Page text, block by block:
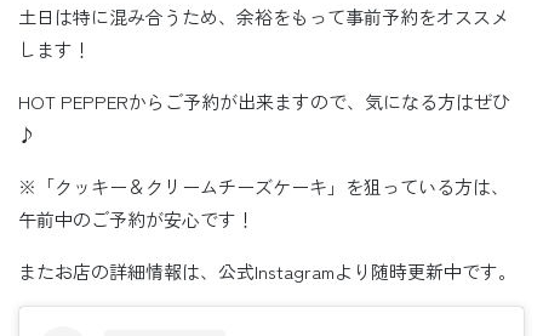
土日は特に混み合うため、余裕をもって事前予約をオススメ
します！
HOT PEPPERからご予約が出来ますので、気になる方はぜひ
♪
※「クッキー＆クリームチーズケーキ」を狙っている方は、
午前中のご予約が安心です！
またお店の詳細情報は、公式Instagramより随時更新中です。